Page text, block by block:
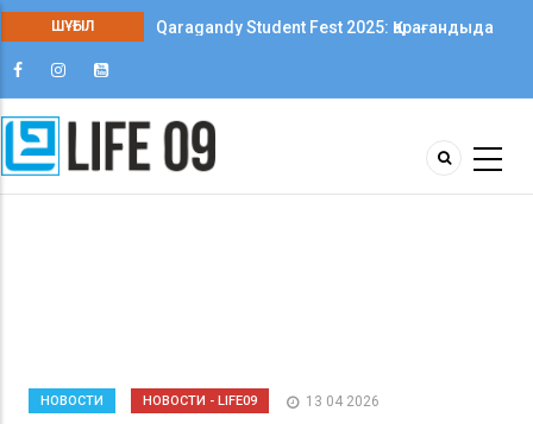
ШҰҒЫЛ
Qaragandy Student Fest 2025: Қарағандыда
НОВОСТИ НОВОСТИ - LIFE09 13 04 2026